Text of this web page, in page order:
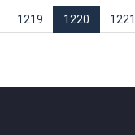
1219 1220 1221